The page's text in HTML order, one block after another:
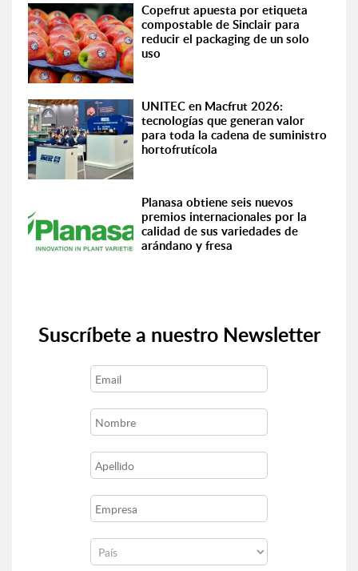
Copefrut apuesta por etiqueta
compostable de Sinclair para
reducir el packaging de un solo
uso
UNITEC en Macfrut 2026:
tecnologías que generan valor
para toda la cadena de suministro
hortofrutícola
Planasa obtiene seis nuevos
premios internacionales por la
calidad de sus variedades de
arándano y fresa
Suscríbete a nuestro Newsletter